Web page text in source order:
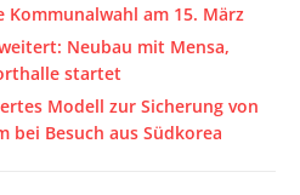
am 15. März
Neubau mit Mensa,
startet
Modell zur Sicherung von
bei Besuch aus Südkorea